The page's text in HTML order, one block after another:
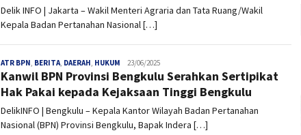
Delik INFO | Jakarta – Wakil Menteri Agraria dan Tata Ruang/Wakil
Kepala Badan Pertanahan Nasional […]
ATR BPN, BERITA, DAERAH, HUKUM admin
23/06/2025
Kanwil BPN Provinsi Bengkulu Serahkan Sertipikat
Hak Pakai kepada Kejaksaan Tinggi Bengkulu
DelikINFO | Bengkulu – Kepala Kantor Wilayah Badan Pertanahan
Nasional (BPN) Provinsi Bengkulu, Bapak Indera […]